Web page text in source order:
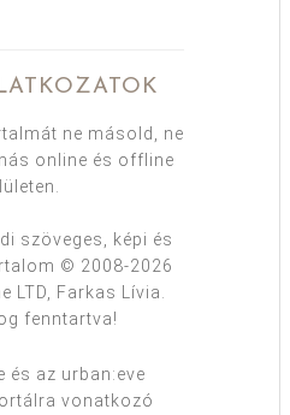
ne másold, ne
online és offline
szöveges, képi és
© 2008-2026
LTD, Farkas Lívia.
fenntartva!
és az urban:eve
vonatkozó